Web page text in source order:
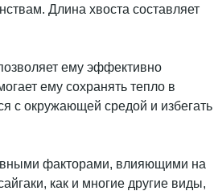
Длина хвоста составляет
ему эффективно
ему сохранять тепло в
с окружающей средой и избегать
факторами, влияющими на
как и многие другие виды,